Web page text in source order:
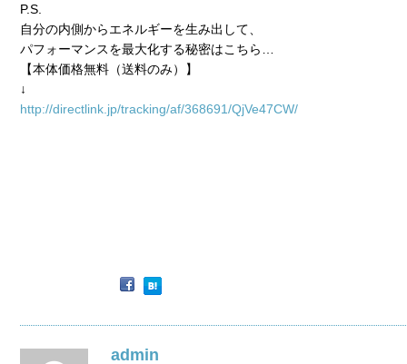
P.S.
自分の内側からエネルギーを生み出して、
パフォーマンスを最大化する秘密はこちら…
【本体価格無料（送料のみ）】
↓
http://directlink.jp/tracking/af/368691/QjVe47CW/
admin